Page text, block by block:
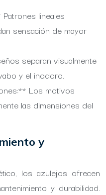
lineales
sensación de mayor
separan visualmente
y el inodoro.
Los motivos
las dimensiones del
y
los azulejos ofrecen
y durabilidad.